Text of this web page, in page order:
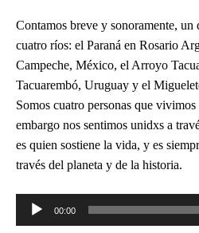
Contamos breve y sonoramente, un
cuatro ríos: el Paraná en Rosario
Campeche, México, el Arroyo
Tacuarembó, Uruguay y el
Somos cuatro personas que
embargo nos sentimos unidxs a
es quien sostiene la vida, y es
través del planeta y de la historia.
Reproductor
00:00